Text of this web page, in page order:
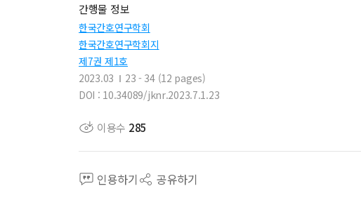
간행물 정보
한국간호연구학회
한국간호연구학회지
제7권 제1호
2023.03
23 - 34 (12 pages)
DOI : 10.34089/jknr.2023.7.1.23
이용수 285
인용하기 공유하기